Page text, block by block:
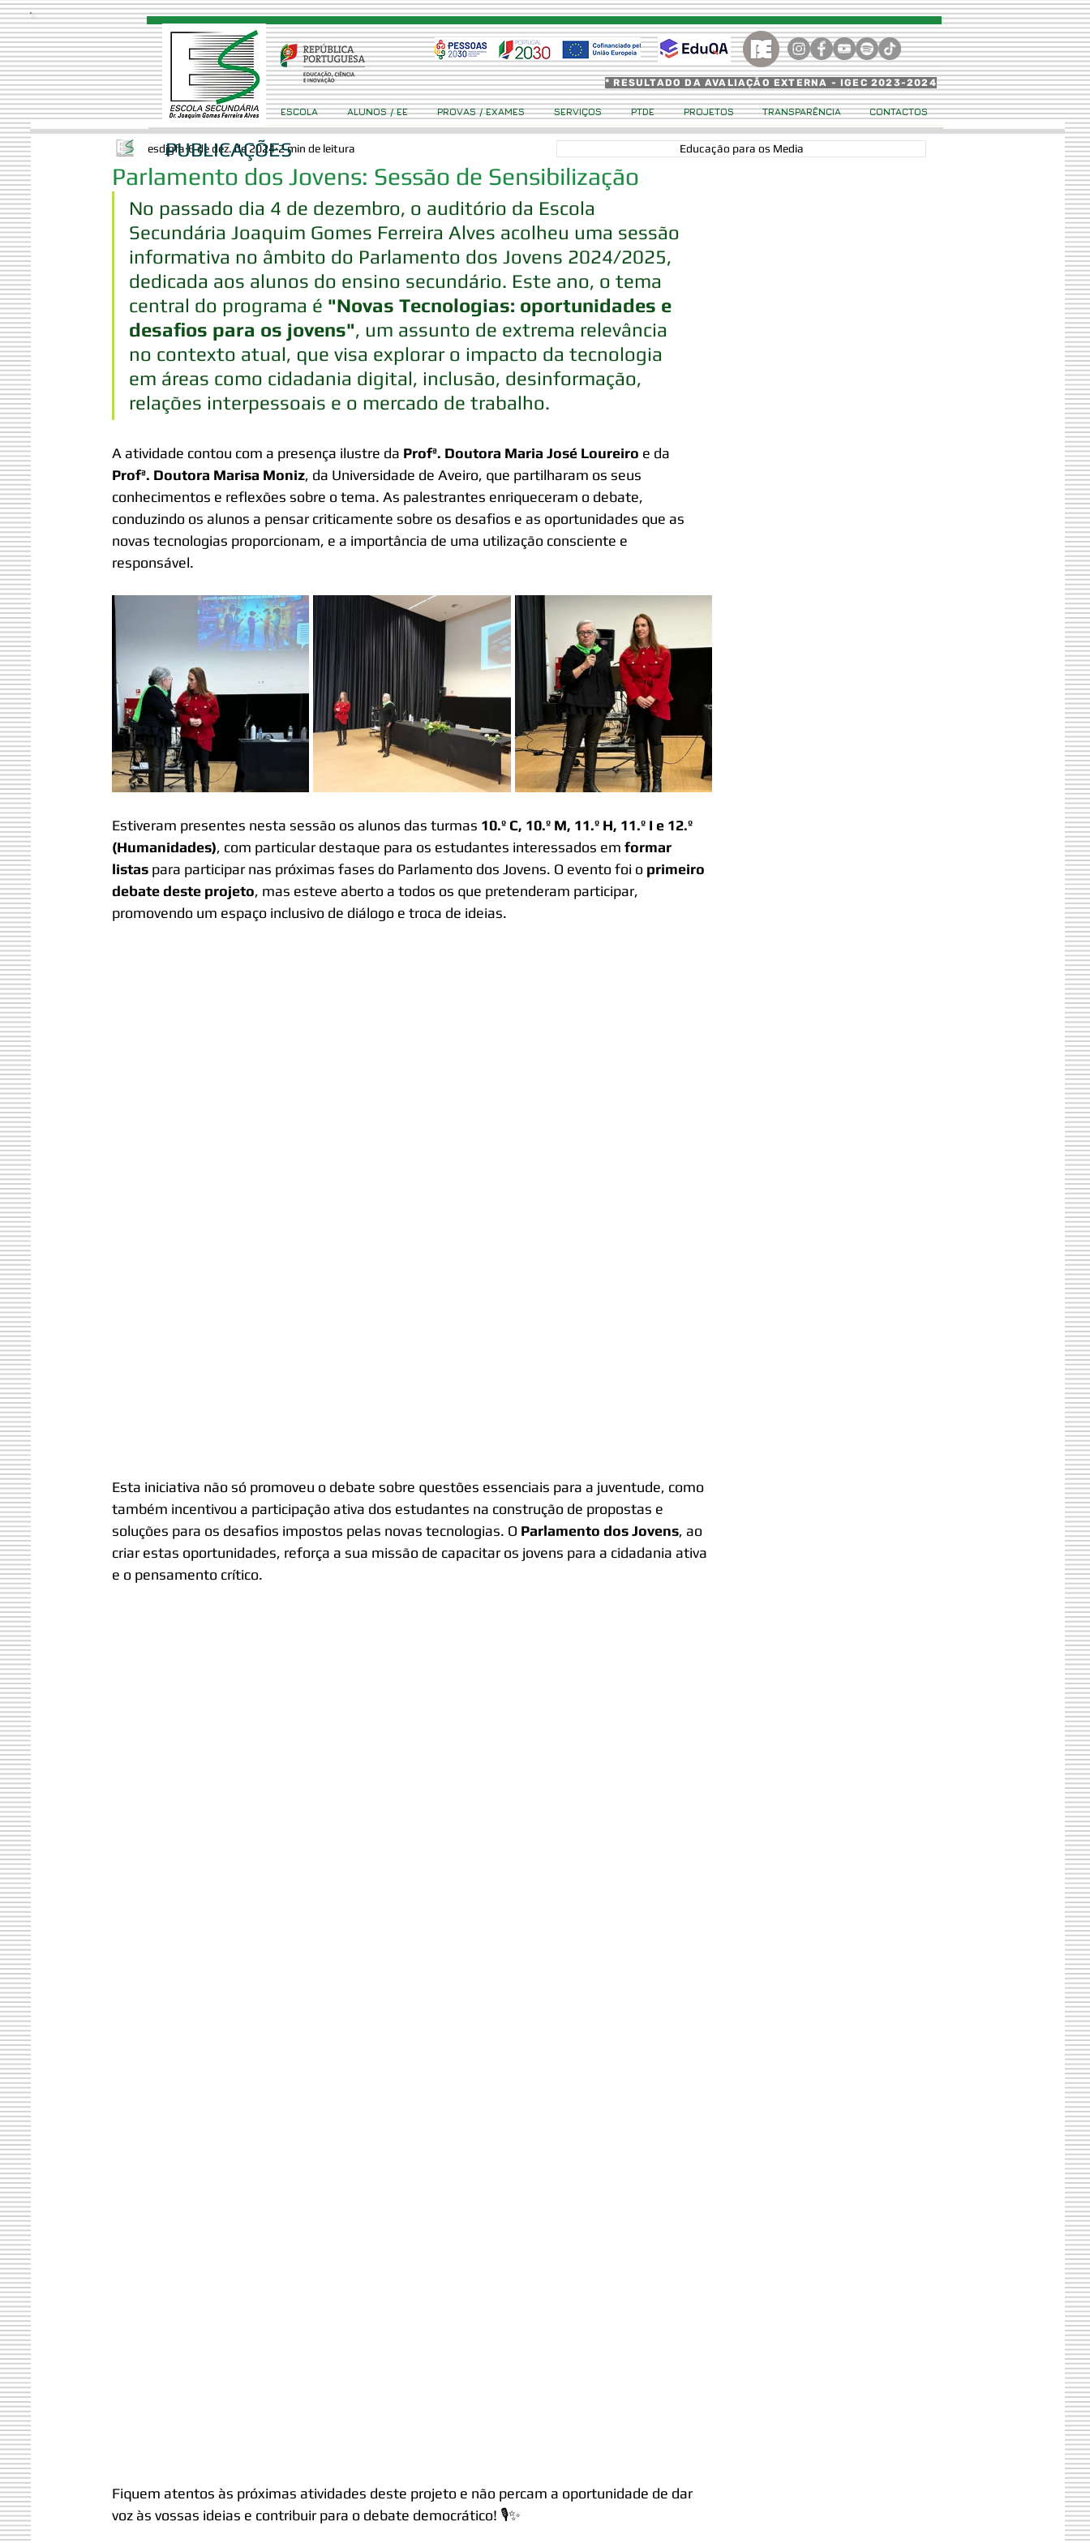
Parlamento dos Jovens: Sessão de Sensibilização
esdjgfa 6 de dez. de 2024 2 min de leitura
No passado dia 4 de dezembro, o auditório da Escola
Secundária Joaquim Gomes Ferreira Alves acolheu uma sessão
informativa no âmbito do Parlamento dos Jovens 2024/2025,
dedicada aos alunos do ensino secundário. Este ano, o tema
central do programa é "Novas Tecnologias: oportunidades e
desafios para os jovens", um assunto de extrema relevância
no contexto atual, que visa explorar o impacto da tecnologia
em áreas como cidadania digital, inclusão, desinformação,
relações interpessoais e o mercado de trabalho.
A atividade contou com a presença ilustre da Profª. Doutora Maria José Loureiro e da
Profª. Doutora Marisa Moniz, da Universidade de Aveiro, que partilharam os seus
conhecimentos e reflexões sobre o tema. As palestrantes enriqueceram o debate,
conduzindo os alunos a pensar criticamente sobre os desafios e as oportunidades que as
novas tecnologias proporcionam, e a importância de uma utilização consciente e
responsável.
Estiveram presentes nesta sessão os alunos das turmas 10.º C, 10.º M, 11.º H, 11.º I e 12.º
(Humanidades), com particular destaque para os estudantes interessados em formar
listas para participar nas próximas fases do Parlamento dos Jovens. O evento foi o primeiro
debate deste projeto, mas esteve aberto a todos os que pretenderam participar,
promovendo um espaço inclusivo de diálogo e troca de ideias.
Esta iniciativa não só promoveu o debate sobre questões essenciais para a juventude, como
também incentivou a participação ativa dos estudantes na construção de propostas e
soluções para os desafios impostos pelas novas tecnologias. O Parlamento dos Jovens, ao
criar estas oportunidades, reforça a sua missão de capacitar os jovens para a cidadania ativa
e o pensamento crítico.
Fiquem atentos às próximas atividades deste projeto e não percam a oportunidade de dar
voz às vossas ideias e contribuir para o debate democrático! 🎙️✨
PUBLICAÇÕES Educação para os Media
ESCOLA ALUNOS / EE PROVAS / EXAMES SERVIÇOS PTDE PROJETOS TRANSPARÊNCIA CONTACTOS
* RESULTADO DA AVALIAÇÃO EXTERNA - IGEC 2023-2024